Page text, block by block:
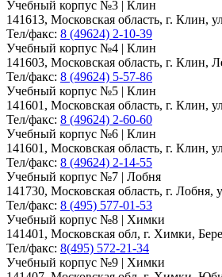
Учебный корпус №3 | Клин
141613, Московская область, г. Клин,
Тел/факс: 8 (49624) 2-10-39
Учебный корпус №4 | Клин
141603, Московская область, г. Клин,
Тел/факс: 8 (49624) 5-57-86
Учебный корпус №5 | Клин
141601, Московская область, г. Клин,
Тел/факс: 8 (49624) 2-60-60
Учебный корпус №6 | Клин
141601, Московская область, г. Клин,
Тел/факс: 8 (49624) 2-14-55
Учебный корпус №7 | Лобня
141730, Московская область, г. Лобня,
Тел/факс: 8 (495) 577-01-53
Учебный корпус №8 | Химки
141401, Московская обл, г. Химки,
Тел/факс: 8(495) 572-21-34
Учебный корпус №9 | Химки